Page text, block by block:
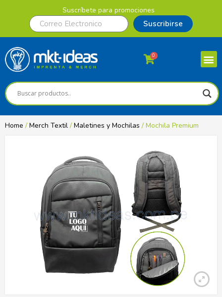
Suscríbete para promociones
Suscribirse
0
Home / Merch Textil / Maletines y Mochilas / Mochila Premium